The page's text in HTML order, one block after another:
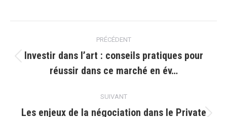
article
PRÉCÉDENT
précédent
Investir dans l’art : conseils pratiques pour
réussir dans ce marché en év…
SUIVANT
Les enjeux de la négociation dans le Private